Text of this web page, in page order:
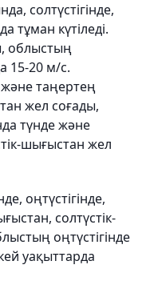
солтүстігінде,
тұман күтіледі.
облыстың
15-20 м/с.
таңертең
жел соғады,
түнде және
шығыстан жел
оңтүстігінде,
солтүстік-
оңтүстігінде
уақыттарда